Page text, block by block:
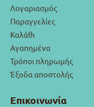
Λογαριασμός
Παραγγελίες
Καλάθι
Αγαπημένα
Τρόποι πληρωμής
Έξοδα αποστολής
Επικοινωνία